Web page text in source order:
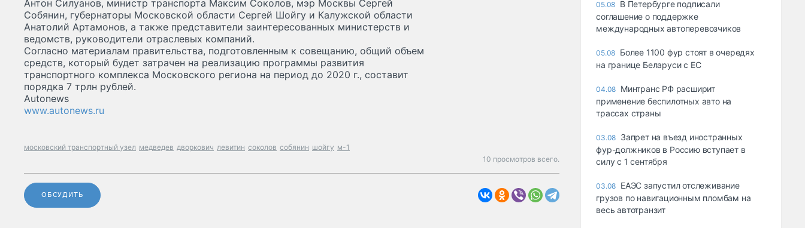
Антон Силуанов, министр транспорта Максим Соколов, мэр Москвы Сергей
Собянин, губернаторы Московской области Сергей Шойгу и Калужской области
Анатолий Артамонов, а также представители заинтересованных министерств и
ведомств, руководители отраслевых компаний.
Согласно материалам правительства, подготовленным к совещанию, общий объем
средств, который будет затрачен на реализацию программы развития
транспортного комплекса Московского региона на период до 2020 г., составит
порядка 7 трлн рублей.
Autonews
www.autonews.ru
московский транспортный узел медведев дворкович левитин соколов собянин шойгу м-1
10 просмотров всего.
ОБСУДИТЬ
05.08 В Петербурге подписали
соглашение о поддержке
международных автоперевозчиков
05.08 Более 1100 фур стоят в очередях
на границе Беларуси с ЕС
04.08 Минтранс РФ расширит
применение беспилотных авто на
трассах страны
03.08 Запрет на въезд иностранных
фур-должников в Россию вступает в
силу с 1 сентября
03.08 ЕАЭС запустил отслеживание
грузов по навигационным пломбам на
весь автотранзит